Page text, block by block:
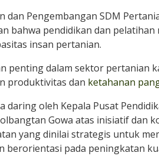
dan Pengembangan SDM
bahwa pendidikan dan
insan pertanian.
penting dalam sektor pertanian
produktivitas dan ketahanan
daring oleh Kepala Pusat
Gowa atas inisiatif dan
yang dinilai strategis untuk
berorientasi pada peningkatan